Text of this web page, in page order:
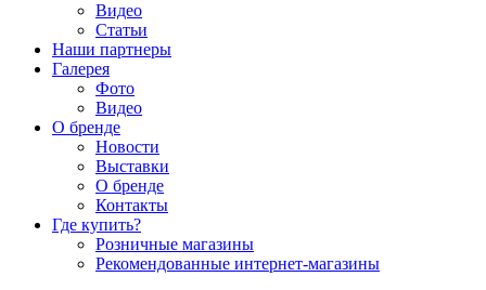
Видео
Статьи
Наши партнеры
Галерея
Фото
Видео
О бренде
Новости
Выставки
О бренде
Контакты
Где купить?
Розничные магазины
Рекомендованные интернет-магазины